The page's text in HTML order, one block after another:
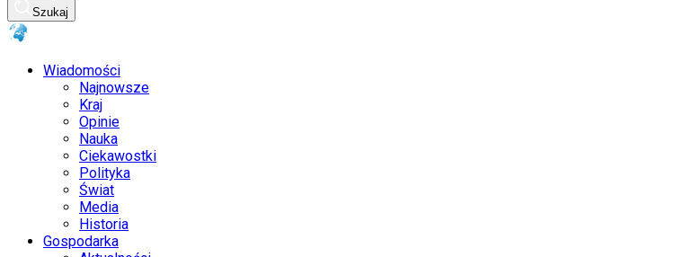
Szukaj
Wiadomości
Najnowsze
Kraj
Opinie
Nauka
Ciekawostki
Polityka
Świat
Media
Historia
Gospodarka